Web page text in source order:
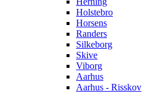
Holstebro
Horsens
Randers
Silkeborg
Skive
Viborg
Aarhus
Aarhus - Risskov